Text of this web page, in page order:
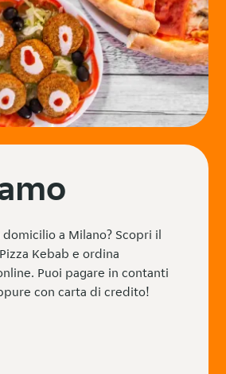
domicilio a Milano? Scopri il
Kebab e ordina
Puoi pagare in contanti
con carta di credito!